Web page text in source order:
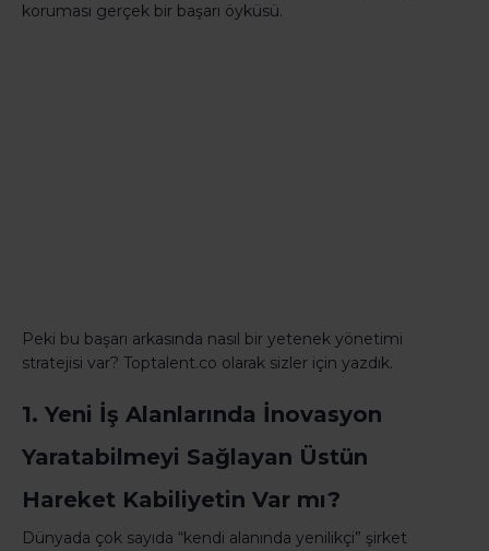
koruması gerçek bir başarı öyküsü.
Peki bu başarı arkasında nasıl bir yetenek yönetimi
stratejisi var? Toptalent.co olarak sizler için yazdık.
1. Yeni İş Alanlarında İnovasyon
Yaratabilmeyi Sağlayan Üstün
Hareket Kabiliyetin Var mı?
Dünyada çok sayıda “kendi alanında yenilikçi” şirket